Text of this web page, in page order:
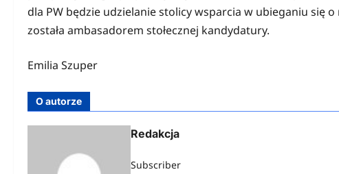
dla PW będzie udzielanie stolicy wsparcia w ubieganiu się
została ambasadorem stołecznej kandydatury.
Emilia Szuper
O autorze
Redakcja
Subscriber